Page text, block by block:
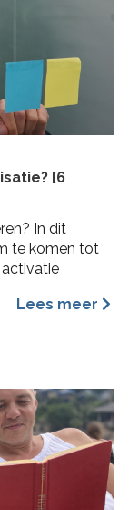
[6
In dit
te komen tot
Lees meer